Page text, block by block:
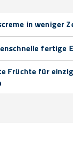
in weniger
fertige
Früchte für